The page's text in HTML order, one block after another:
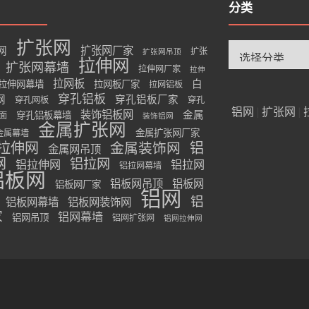
扩张网 扩张网厂家 扩张网吊顶
扩张
扩张网幕墙 拉伸网 拉伸网厂家
拉伸
伸网幕墙 拉网板 拉网板厂家 拉网铝板
白
穿孔网板 穿孔铝板 穿孔铝板厂家
穿孔
穿孔铝板幕墙 装饰铝板网 装饰铝网
金属
属幕墙 金属扩张网 金属扩张网厂家
伸网 金属网吊顶 金属装饰网
铝
铝拉伸网 铝拉网 铝拉网幕墙
铝拉网
网 铝板网厂家 铝板网吊顶
铝板网
铝板网幕墙 铝板网装饰网 铝网
铝
铝网吊顶 铝网幕墙 铝网扩张网 铝网拉伸网
分类
铝网 扩张网